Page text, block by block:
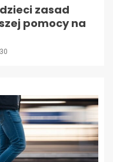
zasad
pomocy na
30